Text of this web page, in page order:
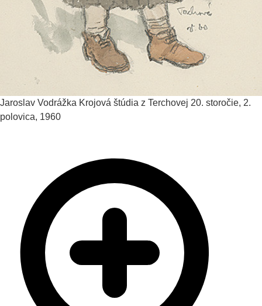
Jaroslav Vodrážka Krojová štúdia z Terchovej 20. storočie, 2.
polovica, 1960